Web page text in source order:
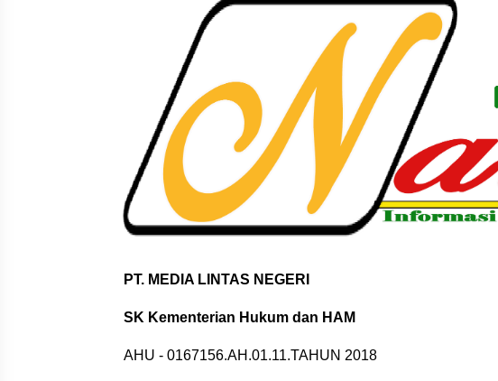
PT. MEDIA LINTAS NEGERI
SK Kementerian Hukum dan HAM
AHU - 0167156.AH.01.11.TAHUN 2018